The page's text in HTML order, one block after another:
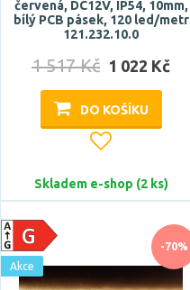
Délka
červená, DC12V, IP54, 10mm,
bílý PCB pásek, 120 led/metr
121.232.10.0
1 517 Kč 1 022 Kč
DO KOŠÍKU
Skladem e-shop (2 ks)
-70%
Akce